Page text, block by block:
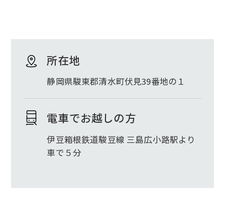
所在地
静岡県駿東郡清水町伏見39番地の１
電車でお越しの方
伊豆箱根鉄道駿豆線 三島広小路駅より
車で５分